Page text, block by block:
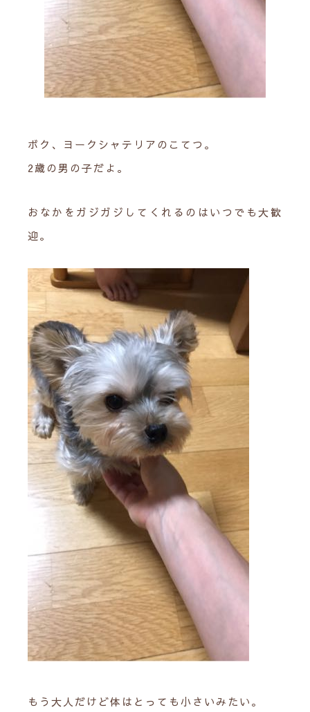
ボク、ヨークシャテリアのこてつ。
2歳の男の子だよ。
おなかをガジガジしてくれるのはいつでも大歓
迎。
もう大人だけど体はとっても小さいみたい。